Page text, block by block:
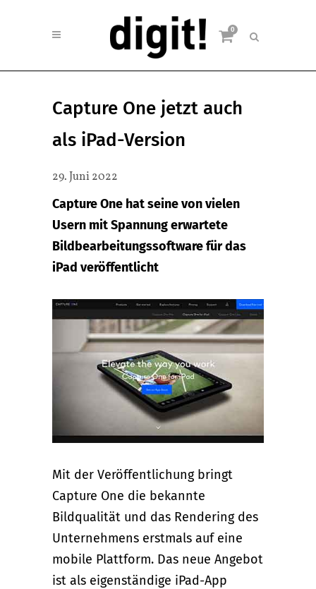
0
Capture One jetzt auch
als iPad-Version
29. Juni 2022
Capture One hat seine von vielen
Usern mit Spannung erwartete
Bildbearbeitungssoftware für das
iPad veröffentlicht
Mit der Veröffentlichung bringt
Capture One die bekannte
Bildqualität und das Rendering des
Unternehmens erstmals auf eine
mobile Plattform. Das neue Angebot
ist als eigenständige iPad-App